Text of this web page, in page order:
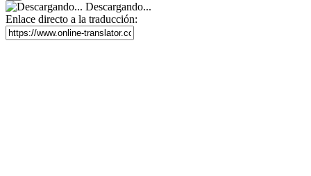
Descargando...
Enlace directo a la traducción: